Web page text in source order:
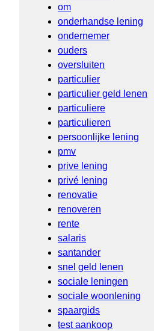
om
onderhandse lening
ondernemer
ouders
oversluiten
particulier
particulier geld lenen
particuliere
particulieren
persoonlijke lening
pmv
prive lening
privé lening
renovatie
renoveren
rente
salaris
santander
snel geld lenen
sociale leningen
sociale woonlening
spaargids
test aankoop